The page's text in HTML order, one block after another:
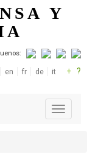
Y
en fr de it + ?
T
o